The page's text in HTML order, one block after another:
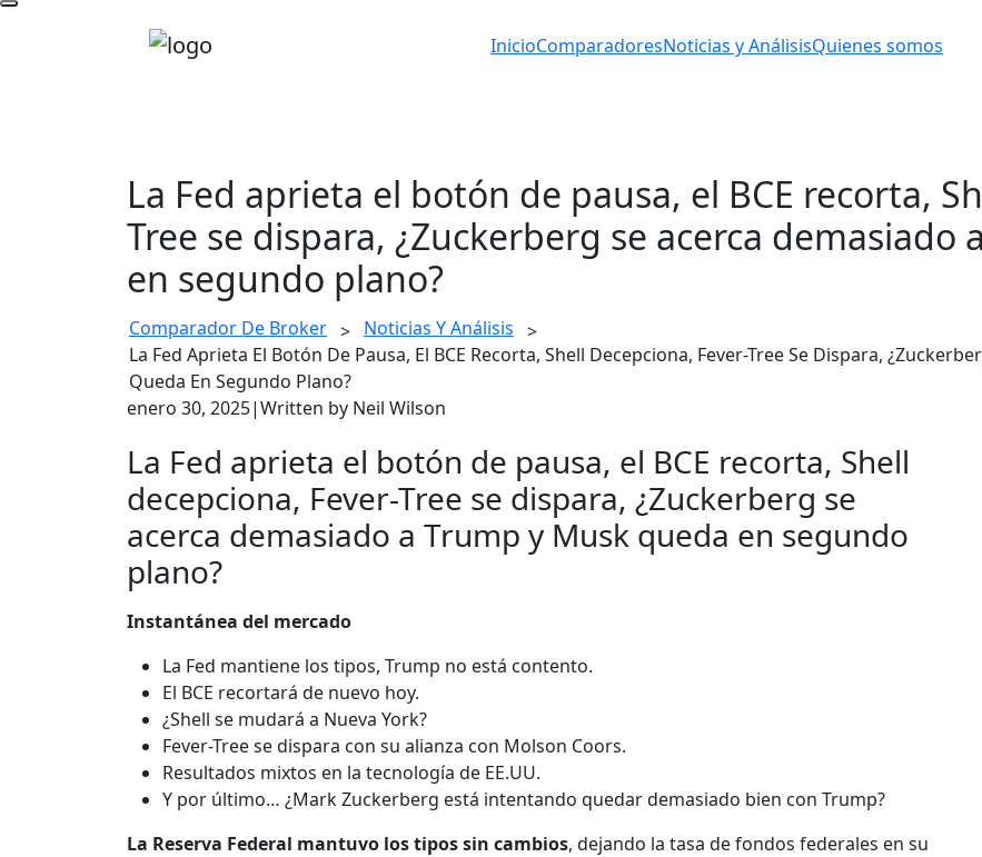
InicioComparadoresNoticias y AnálisisQuienes somos
La Fed aprieta el botón de pausa, el BCE recorta,
Tree se dispara, ¿Zuckerberg se acerca demasiado
en segundo plano?
Comparador De Broker > Noticias Y Análisis >
La Fed Aprieta El Botón De Pausa, El BCE Recorta, Shell Decepciona, Fever-Tree Se Dispara,
Queda En Segundo Plano?
enero 30, 2025|Written by Neil Wilson
La Fed aprieta el botón de pausa, el BCE recorta, Shell
decepciona, Fever-Tree se dispara, ¿Zuckerberg se
acerca demasiado a Trump y Musk queda en segundo
plano?
Instantánea del mercado
La Fed mantiene los tipos, Trump no está contento.
El BCE recortará de nuevo hoy.
¿Shell se mudará a Nueva York?
Fever-Tree se dispara con su alianza con Molson Coors.
Resultados mixtos en la tecnología de EE.UU.
Y por último… ¿Mark Zuckerberg está intentando quedar demasiado bien con Trump?
La Reserva Federal mantuvo los tipos sin cambios, dejando la tasa de fondos federales en su